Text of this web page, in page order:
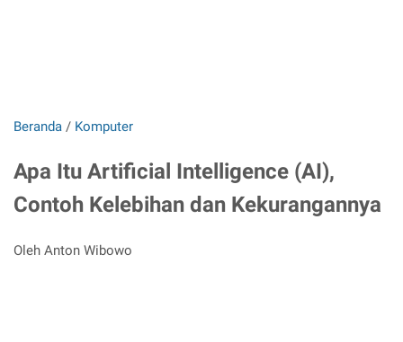
Beranda / Komputer
Apa Itu Artificial Intelligence (AI),
Contoh Kelebihan dan Kekurangannya
Oleh Anton Wibowo